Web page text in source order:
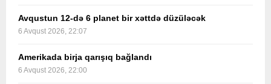
Avqustun 12-də 6 planet bir xəttdə düzüləcək
6 Avqust 2026, 22:07
Amerikada birja qarışıq bağlandı
6 Avqust 2026, 22:00